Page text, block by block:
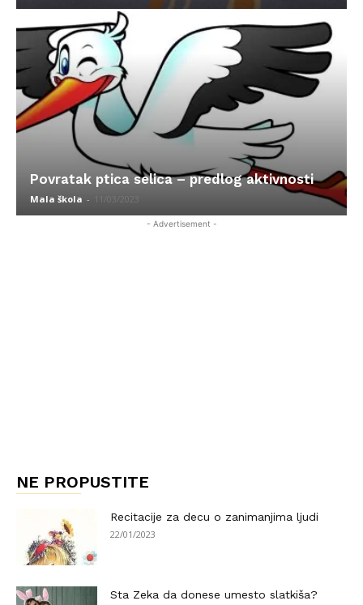
Povratak ptica selica – predlog aktivnosti
Mala škola - 11/03/2023
- Advertisement -
NE PROPUSTITE
Recitacije za decu o zanimanjima ljudi
22/01/2023
Sta Zeka da donese umesto slatkiša?